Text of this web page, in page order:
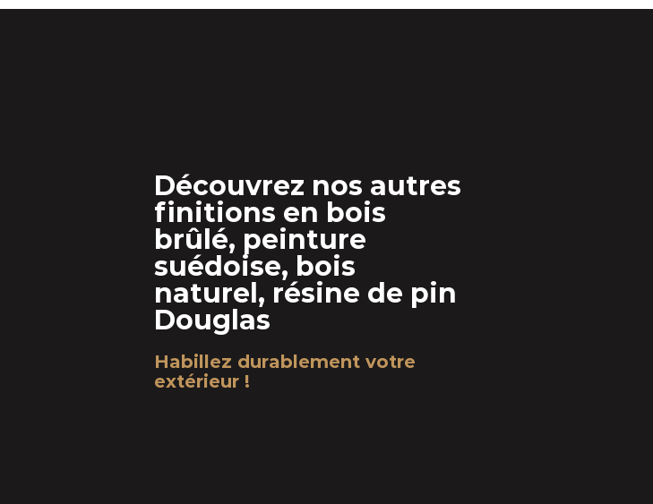
Découvrez nos autres
finitions en bois
brûlé, peinture
suédoise, bois
naturel, résine de pin
Douglas
Habillez durablement votre
extérieur !